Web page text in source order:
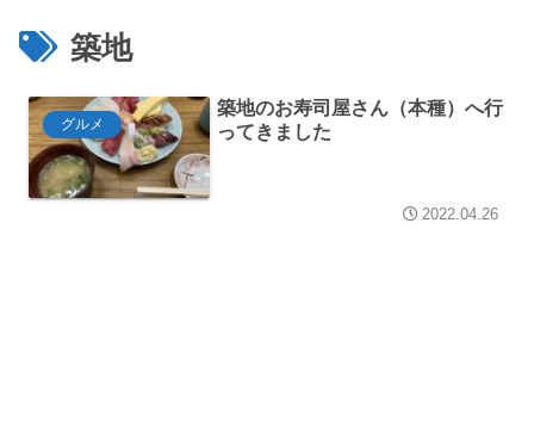
築地
グルメ
築地のお寿司屋さん（本種）へ行
ってきました
2022.04.26